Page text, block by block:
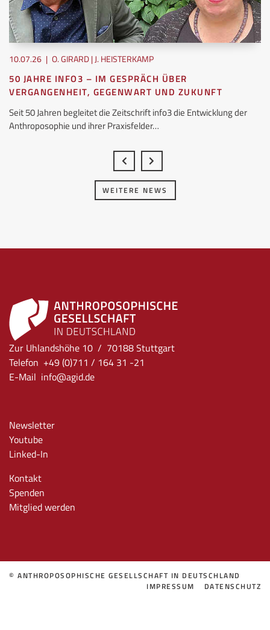
10.07.26 | O. GIRARD | J. HEISTERKAMP
50 JAHRE INFO3 – IM GESPRÄCH ÜBER
VERGANGENHEIT, GEGENWART UND ZUKUNFT
Seit 50 Jahren begleitet die Zeitschrift info3 die Entwicklung der
Anthroposophie und ihrer Praxisfelder…
WEITERE NEWS
Zur Uhlandshöhe 10 / 70188 Stuttgart
Telefon +49 (0)711 / 164 31 -21
E-Mail info@agid.de
Newsletter
Youtube
Linked-In
Kontakt
Spenden
Mitglied werden
© ANTHROPOSOPHISCHE GESELLSCHAFT IN DEUTSCHLAND
IMPRESSUM
DATENSCHUTZ